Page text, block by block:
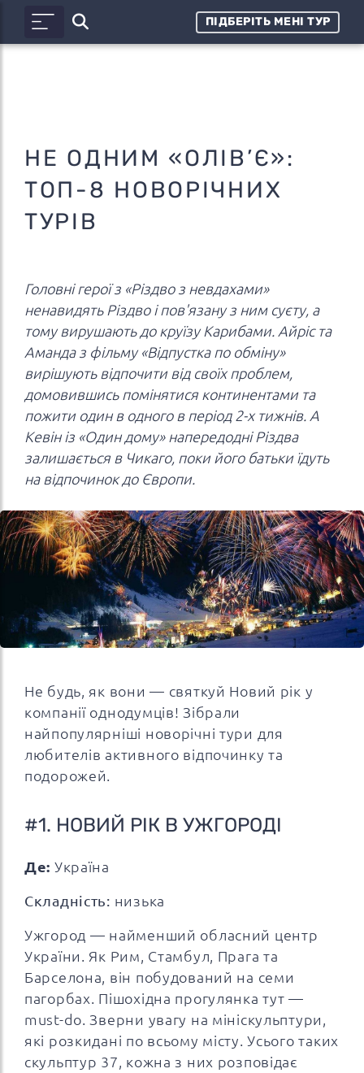
ПІДБЕРІТЬ МЕНІ ТУР
НЕ ОДНИМ «ОЛІВ’Є»:
ТОП-8 НОВОРІЧНИХ
ТУРІВ
Головні герої з «Різдво з невдахами»
ненавидять Різдво і пов'язану з ним суєту, а
тому вирушають до круїзу Карибами. Айріс та
Аманда з фільму «Відпустка по обміну»
вирішують відпочити від своїх проблем,
домовившись помінятися континентами та
пожити один в одного в період 2-х тижнів. А
Кевін із «Один дому» напередодні Різдва
залишається в Чикаго, поки його батьки їдуть
на відпочинок до Європи.
Не будь, як вони — святкуй Новий рік у
компанії однодумців! Зібрали
найпопулярніші новорічні тури для
любителів активного відпочинку та
подорожей.
#1. НОВИЙ РІК В УЖГОРОДІ
Де: Україна
Складність: низька
Ужгород — найменший обласний центр
України. Як Рим, Стамбул, Прага та
Барселона, він побудований на семи
пагорбах. Пішохідна прогулянка тут —
must-do. Зверни увагу на мініскульптури,
які розкидані по всьому місту. Усього таких
скульптур 37, кожна з них розповідає